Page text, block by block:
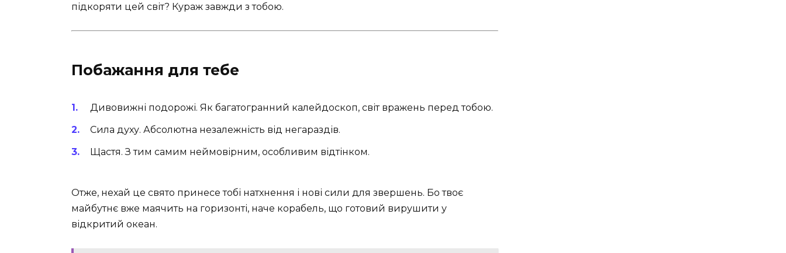
підкоряти цей світ? Кураж завжди з тобою.
Побажання для тебе
Дивовижні подорожі. Як багатогранний калейдоскоп, світ вражень перед тобою.
Сила духу. Абсолютна незалежність від негараздів.
Щастя. З тим самим неймовірним, особливим відтінком.
Отже, нехай це свято принесе тобі натхнення і нові сили для звершень. Бо твоє
майбутнє вже маячить на горизонті, наче корабель, що готовий вирушити у
відкритий океан.